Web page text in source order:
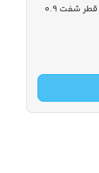
موتورهای کرولس با قطر شفت 0.9